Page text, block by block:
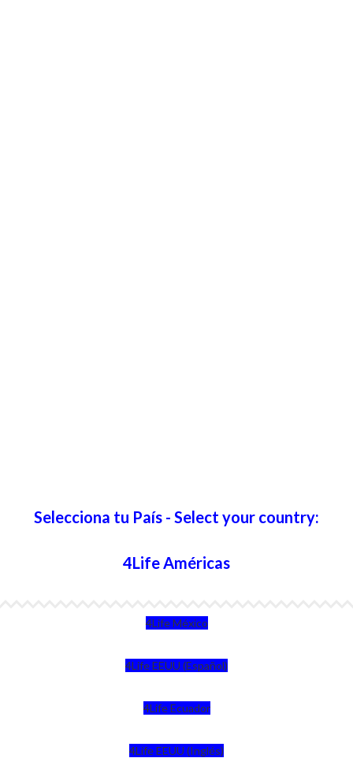
Selecciona tu País - Select your country:
4Life Américas
4Life México
4Life EEUU (Español)
4Life Ecuador
4Life EEUU (Inglés)